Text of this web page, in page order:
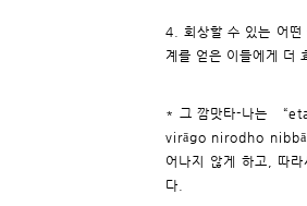
4. 회상할 수 있는 어떤
계를 얻은 이들에게 더
* 그 깜맛타-나는
virāgo nirodho
어나지 않게 하고, 따
다.